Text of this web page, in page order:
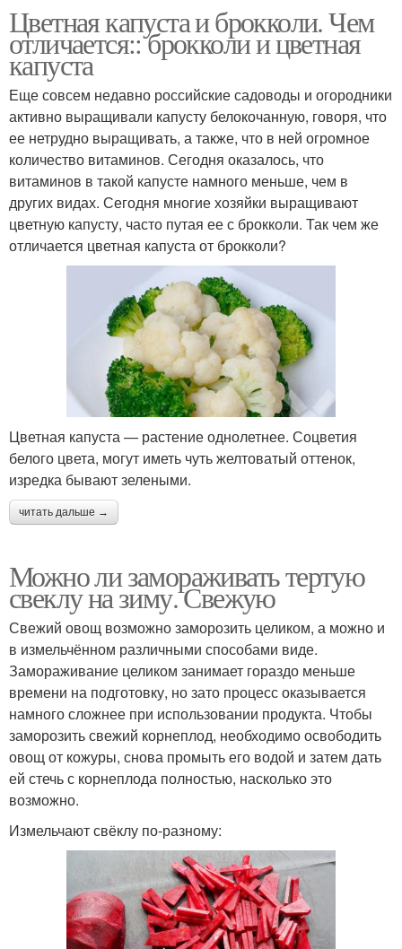
Цветная капуста и брокколи. Чем
отличается:: брокколи и цветная
капуста
Еще совсем недавно российские садоводы и огородники
активно выращивали капусту белокочанную, говоря, что
ее нетрудно выращивать, а также, что в ней огромное
количество витаминов. Сегодня оказалось, что
витаминов в такой капусте намного меньше, чем в
других видах. Сегодня многие хозяйки выращивают
цветную капусту, часто путая ее с брокколи. Так чем же
отличается цветная капуста от брокколи?
Цветная капуста — растение однолетнее. Соцветия
белого цвета, могут иметь чуть желтоватый оттенок,
изредка бывают зелеными.
читать дальше →
Можно ли замораживать тертую
свеклу на зиму. Свежую
Свежий овощ возможно заморозить целиком, а можно и
в измельчённом различными способами виде.
Замораживание целиком занимает гораздо меньше
времени на подготовку, но зато процесс оказывается
намного сложнее при использовании продукта. Чтобы
заморозить свежий корнеплод, необходимо освободить
овощ от кожуры, снова промыть его водой и затем дать
ей стечь с корнеплода полностью, насколько это
возможно.
Измельчают свёклу по-разному: